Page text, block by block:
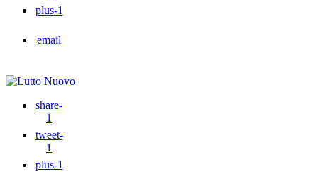
plus-1
email
share-
1
tweet-
1
plus-1